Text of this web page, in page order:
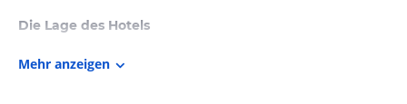
Die Lage des Hotels
Gehminuten vom Rhein und der berühmten Drosselgasse entfernt.
Mehr anzeigen